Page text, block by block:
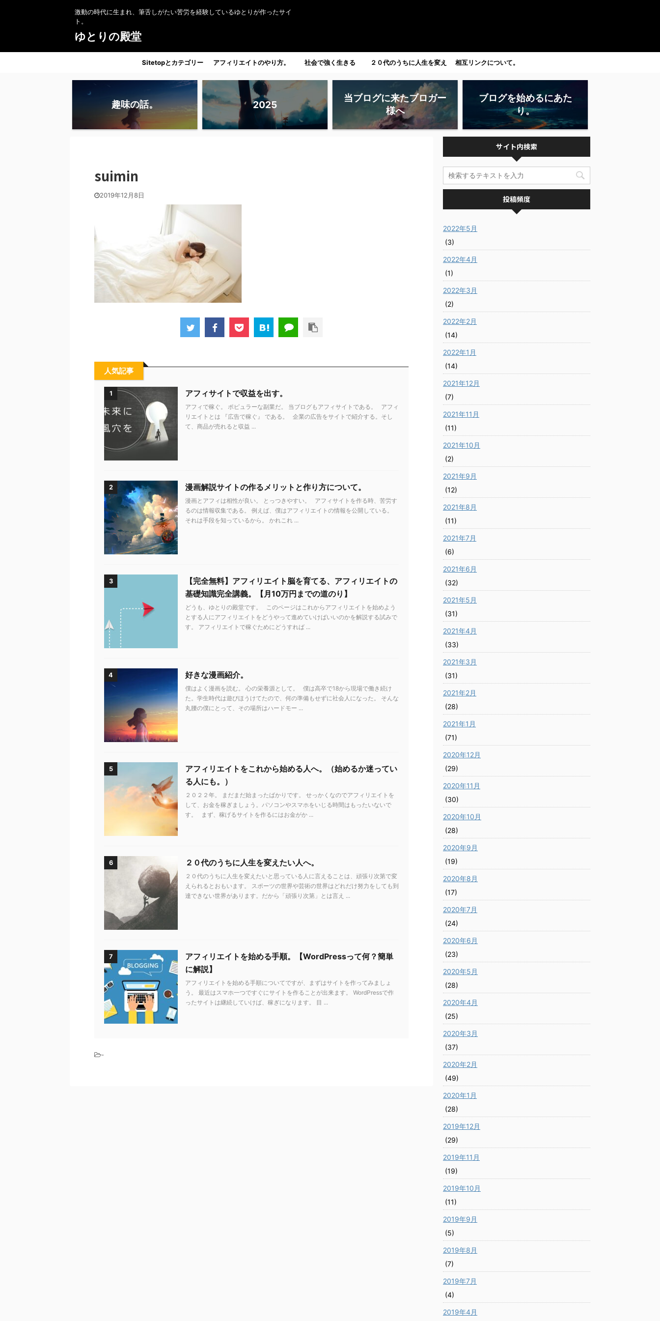
激動の時代に生まれ、筆舌しがたい苦労を経験しているゆとりが作ったサイ
ト。
ゆとりの殿堂
Sitetopとカテゴリー アフィリエイトのやり方。 社会で強く生きる ２０代のうちに人生を変え
たい人へ。
相互リンクについて。
趣味の話。 2025
当ブログに来たブロガー
様へ
ブログを始めるにあた
り。
suimin
2019年12月8日
人気記事
1 アフィサイトで収益を出す。
アフィで稼ぐ。 ポピュラーな副業だ。 当ブログもアフィサイトである。 アフィ
リエイトとは 『広告で稼ぐ』 である。 企業の広告をサイトで紹介する。そし
て、商品が売れると収益 ...
2 漫画解説サイトの作るメリットと作り方について。
漫画とアフィは相性が良い。 とっつきやすい。 アフィサイトを作る時、苦労す
るのは情報収集である。 例えば、僕はアフィリエイトの情報を公開している。
それは手段を知っているから。 かれこれ ...
3
【完全無料】アフィリエイト脳を育てる、アフィリエイトの
基礎知識完全講義。【月10万円までの道のり】
どうも、ゆとりの殿堂です。 このページはこれからアフィリエイトを始めよう
とする人にアフィリエイトをどうやって進めていけばいいのかを解説する試みで
す。 アフィリエイトで稼ぐためにどうすれば ...
4 好きな漫画紹介。
僕はよく漫画を読む。 心の栄養源として。 僕は高卒で18から現場で働き続け
た。学生時代は遊びほうけてたので、何の準備もせずに社会人になった。 そんな
丸腰の僕にとって、その場所はハードモー ...
5
アフィリエイトをこれから始める人へ。（始めるか迷ってい
る人にも。）
２０２２年。 まだまだ始まったばかりです。 せっかくなのでアフィリエイトを
して、お金を稼ぎましょう。パソコンやスマホをいじる時間はもったいないで
す。 まず、稼げるサイトを作るにはお金がか ...
6 ２０代のうちに人生を変えたい人へ。
２０代のうちに人生を変えたいと思っている人に言えることは、頑張り次第で変
えられるとおもいます。 スポーツの世界や芸術の世界はどれだけ努力をしても到
達できない世界があります。だから「頑張り次第」とは言え ...
7
アフィリエイトを始める手順。【WordPressって何？簡単
に解説】
アフィリエイトを始める手順についてですが、まずはサイトを作ってみましょ
う。 最近はスマホ一つですぐにサイトを作ることが出来ます。 WordPressで作
ったサイトは継続していけば、稼ぎになります。 目 ...
-
サイト内検索
投稿頻度
2022年5月
(3)
2022年4月
(1)
2022年3月
(2)
2022年2月
(14)
2022年1月
(14)
2021年12月
(7)
2021年11月
(11)
2021年10月
(2)
2021年9月
(12)
2021年8月
(11)
2021年7月
(6)
2021年6月
(32)
2021年5月
(31)
2021年4月
(33)
2021年3月
(31)
2021年2月
(28)
2021年1月
(71)
2020年12月
(29)
2020年11月
(30)
2020年10月
(28)
2020年9月
(19)
2020年8月
(17)
2020年7月
(24)
2020年6月
(23)
2020年5月
(28)
2020年4月
(25)
2020年3月
(37)
2020年2月
(49)
2020年1月
(28)
2019年12月
(29)
2019年11月
(19)
2019年10月
(11)
2019年9月
(5)
2019年8月
(7)
2019年7月
(4)
2019年4月